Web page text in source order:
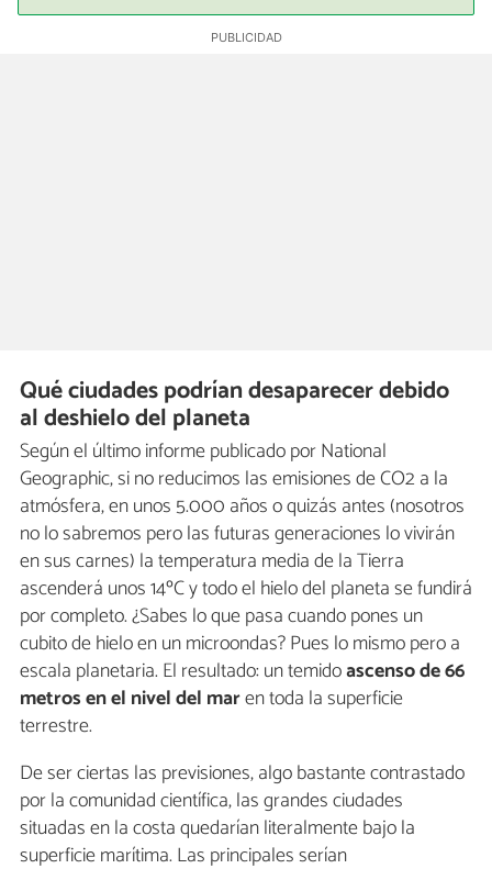
Qué ciudades podrían desaparecer debido
al deshielo del planeta
Según el último informe publicado por National
Geographic, si no reducimos las emisiones de CO2 a la
atmósfera, en unos 5.000 años o quizás antes (nosotros
no lo sabremos pero las futuras generaciones lo vivirán
en sus carnes) la temperatura media de la Tierra
ascenderá unos 14ºC y todo el hielo del planeta se fundirá
por completo. ¿Sabes lo que pasa cuando pones un
cubito de hielo en un microondas? Pues lo mismo pero a
escala planetaria. El resultado: un temidoascenso de 66
metros en el nivel del maren toda la superficie
terrestre.
De ser ciertas las previsiones, algo bastante contrastado
por la comunidad científica, las grandes ciudades
situadas en la costa quedarían literalmente bajo la
superficie marítima. Las principales serían